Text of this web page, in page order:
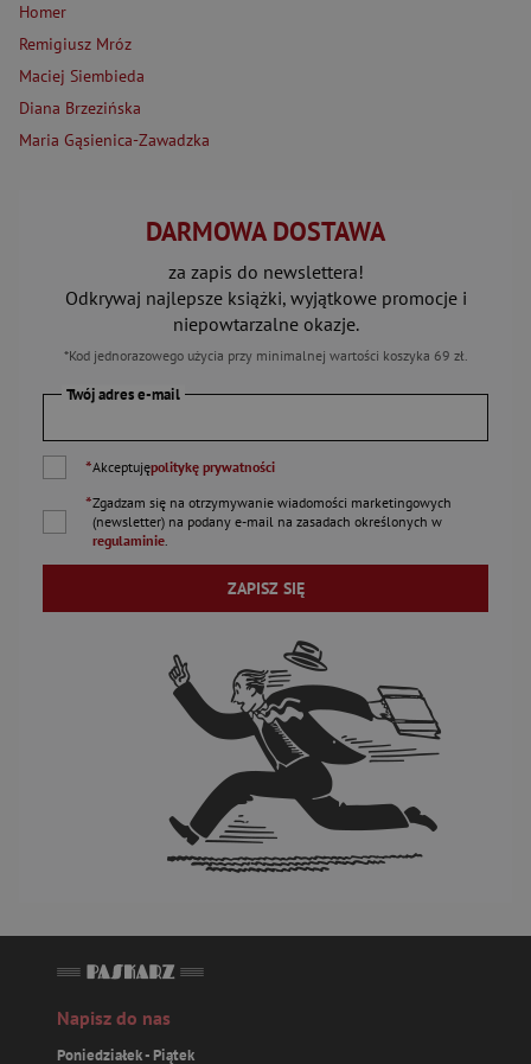
Homer
Remigiusz Mróz
Maciej Siembieda
Diana Brzezińska
Maria Gąsienica-Zawadzka
DARMOWA DOSTAWA
za zapis do newslettera!
Odkrywaj najlepsze książki, wyjątkowe promocje i
niepowtarzalne okazje.
*Kod jednorazowego użycia przy minimalnej wartości koszyka 69 zł.
Twój adres e-mail
*Akceptujępolitykę prywatności
*Zgadzam się na otrzymywanie wiadomości marketingowych
(newsletter) na podany e-mail na zasadach określonych w
regulaminie.
ZAPISZ SIĘ
Napisz do nas
Poniedziałek - Piątek